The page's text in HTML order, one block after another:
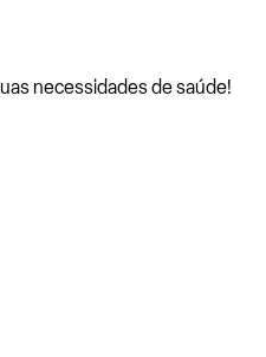
necessidades de saúde!